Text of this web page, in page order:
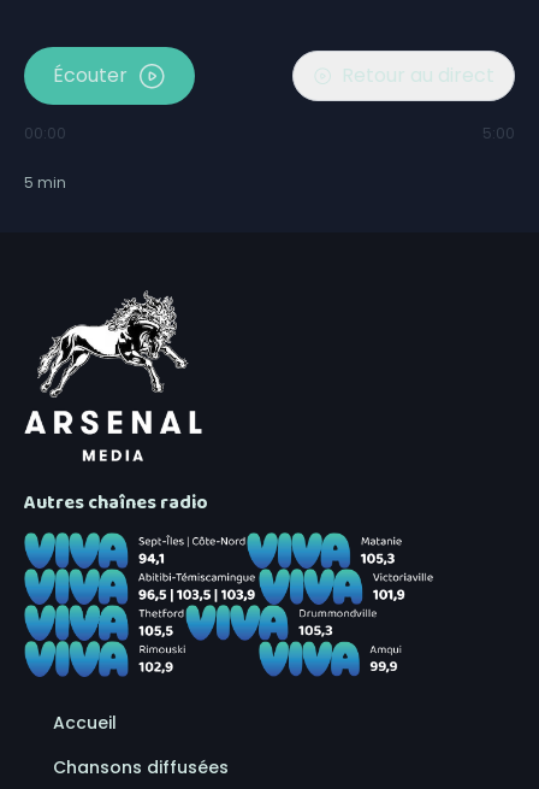
Écouter Retour au direct
00:00 5:00
5 min
Autres chaînes radio
Accueil
Chansons diffusées